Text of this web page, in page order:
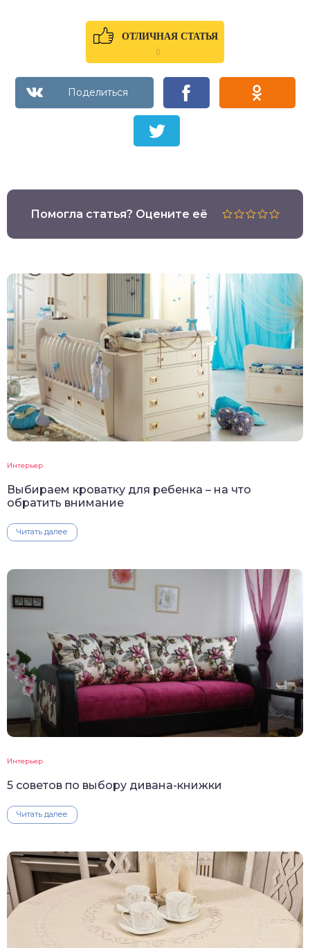
ОТЛИЧНАЯ СТАТЬЯ
0
Помогла статья? Оцените её
Интерьер
Выбираем кроватку для ребенка – на что
обратить внимание
Читать далее
Интерьер
5 советов по выбору дивана-книжки
Читать далее